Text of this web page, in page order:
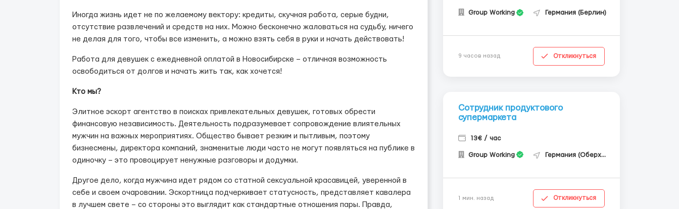
Иногда жизнь идет не по желаемому вектору: кредиты, скучная работа, серые будни,
отсутствие развлечений и средств на них. Можно бесконечно жаловаться на судьбу, ничего
не делая для того, чтобы все изменить, а можно взять себя в руки и начать действовать!
Работа для девушек с ежедневной оплатой в Новосибирске – отличная возможность
освободиться от долгов и начать жить так, как хочется!
Кто мы?
Элитное эскорт агентство в поисках привлекательных девушек, готовых обрести
финансовую независимость. Деятельность подразумевает сопровождение влиятельных
мужчин на важных мероприятиях. Общество бывает резким и пытливым, поэтому
бизнесмены, директора компаний, знаменитые люди часто не могут появляться на публике в
одиночку – это провоцирует ненужные разговоры и додумки.
Другое дело, когда мужчина идет рядом со статной сексуальной красавицей, уверенной в
себе и своем очаровании. Эскортница подчеркивает статусность, представляет кавалера
в лучшем свете – со стороны это выглядит как стандартные отношения пары. Правда,
Group Working Германия (Берлин)
9 часов назад Откликнуться
Сотрудник продуктового
супермаркета
13€ / час
Group Working Германия (Оберхаузен)
1 мин. назад Откликнуться